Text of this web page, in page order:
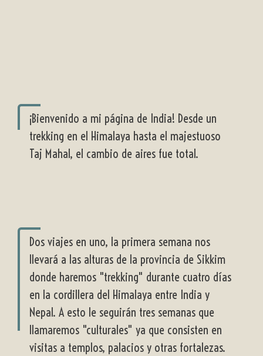
¡Bienvenido a mi página de India! Desde un
trekking en el Himalaya hasta el majestuoso
Taj Mahal, el cambio de aires fue total.
Dos viajes en uno, la primera semana nos
llevará a las alturas de la provincia de Sikkim
donde haremos "trekking" durante cuatro días
en la cordillera del Himalaya entre India y
Nepal. A esto le seguirán tres semanas que
llamaremos "culturales" ya que consisten en
visitas a templos, palacios y otras fortalezas.